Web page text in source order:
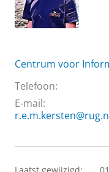
Centrum voor
Telefoon:
E-mail: